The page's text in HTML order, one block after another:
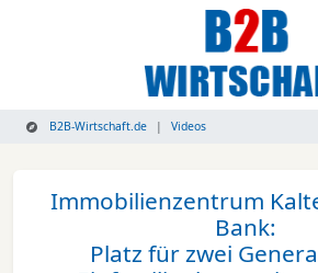
B2B-Wirtschaft.de Videos
Immobilienzentrum
Bank:
Platz für zwei